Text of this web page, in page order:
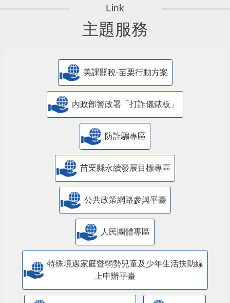
主題服務
美課關稅-苗栗行動方案
內政部警政署「打詐儀錶板」
防詐騙專區
苗栗縣永續發展目標專區
公共政策網路參與平臺
人民團體專區
特殊境遇家庭暨弱勢兒童及少年生活扶助線
上申辦平臺